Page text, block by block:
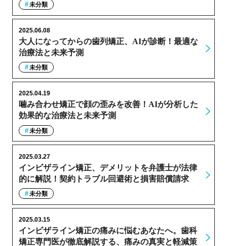
未分類
大人になってからの歯列矯正、AIが診断！最適な
治療法と未来予測
2025.06.08
未分類
噛み合わせ矯正で顔の歪みを改善！AIが分析した
効果的な治療法と未来予測
2025.04.19
未分類
インビザライン矯正、デメリットを弁護士が法律
的に解説！契約トラブル回避術と損害賠償請求
2025.03.27
未分類
インビザライン矯正の痛みに悩むあなたへ。歯科
矯正専門医が徹底解説する、痛みの真実と軽減策
2025.03.15